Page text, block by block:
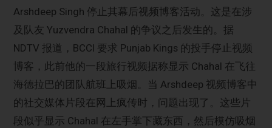
Arshdeep Singh 停止其幕后视频博客活动。这是在涉
及队友 Yuzvendra Chahal 的争议之后发生的。据
NDTV 报道，BCCI 要求 Punjab Kings 的投手停止视频
博客，此前他的一段旅行视频据称显示 Chahal 在飞往
海德拉巴的团队航班上吸烟。当 Arshdeep 视频博客中
的社交媒体片段在网上疯传时，问题出现了。这些片
段似乎显示 Chahal 在左手掌下藏东西，然后模仿吸烟